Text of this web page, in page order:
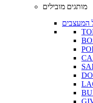
מותגים מובילים
המעצבים